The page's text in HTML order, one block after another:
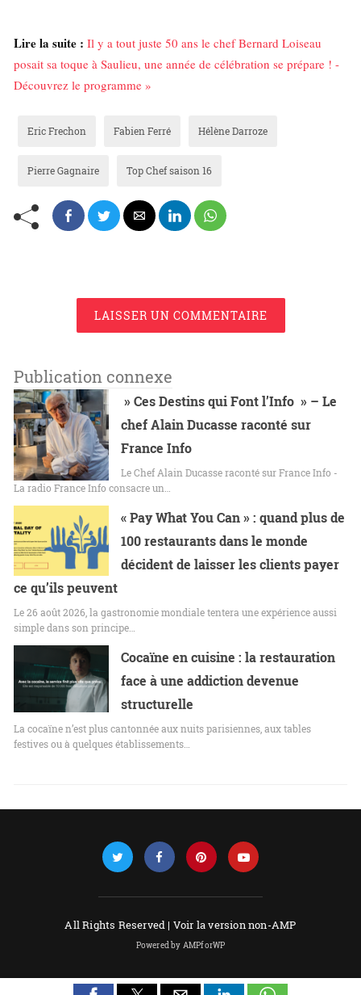
Lire la suite : Il y a tout juste 50 ans le chef Bernard Loiseau
posait sa toque à Saulieu, une année de célébration se prépare ! -
Découvrez le programme »
Eric Frechon Fabien Ferré Hélène Darroze
Pierre Gagnaire Top Chef saison 16
LAISSER UN COMMENTAIRE
Publication connexe
» Ces Destins qui Font l’Info » – Le
chef Alain Ducasse raconté sur
France Info
Le Chef Alain Ducasse raconté sur France Info -
La radio France Info consacre un…
« Pay What You Can » : quand plus de
100 restaurants dans le monde
décident de laisser les clients payer
ce qu’ils peuvent
Le 26 août 2026, la gastronomie mondiale tentera une expérience aussi
simple dans son principe…
Cocaïne en cuisine : la restauration
face à une addiction devenue
structurelle
La cocaïne n’est plus cantonnée aux nuits parisiennes, aux tables
festives ou à quelques établissements…
All Rights Reserved | Voir la version non-AMP
Powered by AMPforWP